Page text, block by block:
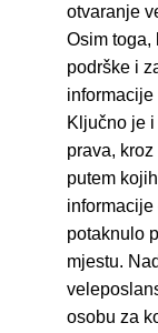
otvaranje
Osim toga,
podrške i
Ključno je
prava,
putem
potaknulo
mjestu.
osobu za